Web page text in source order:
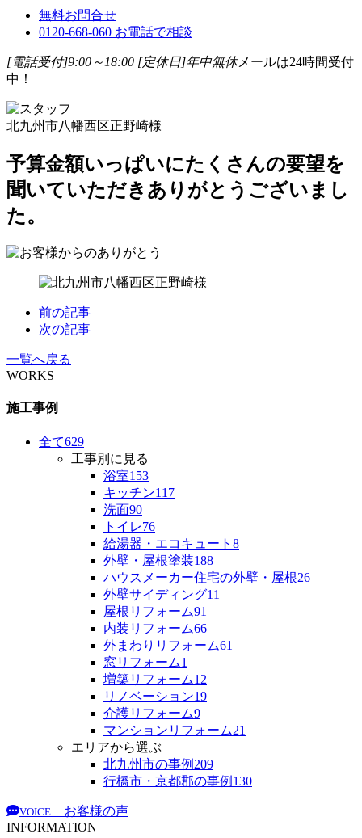
無料お問合せ
0120-668-060 お電話で相談
[電話受付]9:00～18:00 [定休日]年中無休メールは24時間受付
中！
北九州市八幡西区正野崎様
予算金額いっぱいにたくさんの要望を
聞いていただきありがとうございまし
た。
前の記事
次の記事
一覧へ戻る
WORKS
施工事例
全て629
工事別に見る
浴室153
キッチン117
洗面90
トイレ76
給湯器・エコキュート 8
外壁・屋根塗装188
ハウスメーカー住宅の外壁・屋根26
外壁サイディング11
屋根リフォーム91
内装リフォーム66
外まわりリフォーム61
窓リフォーム1
増築リフォーム12
リノベーション19
介護リフォーム9
マンションリフォーム21
エリアから選ぶ
北九州市の事例 209
行橋市・京都郡の事例 130
VOICE
お客様の声
INFORMATION